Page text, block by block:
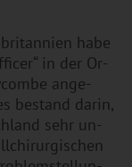
habe
in der Or­
an­ge­
be­stand darin,
sehr un­